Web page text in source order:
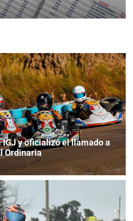
IGJ y oficializó el llamado a
Ordinaria